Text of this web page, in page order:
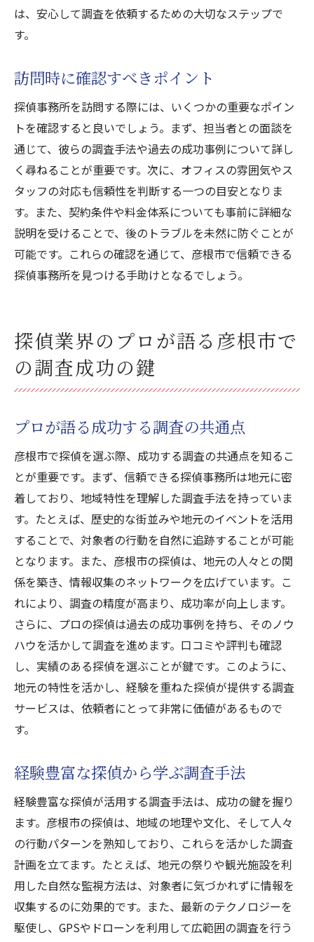
は、安心して調査を依頼するための大切なステップで
す。
訪問時に確認すべきポイント
探偵事務所を訪問する際には、いくつかの重要なポイン
トを確認すると良いでしょう。まず、担当者との面談を
通じて、彼らの調査手法や過去の成功事例について詳し
く尋ねることが重要です。次に、オフィスの雰囲気やス
タッフの対応も信頼性を判断する一つの目安となりま
す。また、契約条件や料金体系についても事前に詳細な
説明を受けることで、後のトラブルを未然に防ぐことが
可能です。これらの確認を通じて、彦根市で信頼できる
探偵事務所を見つける手助けとなるでしょう。
探偵業界のプロが語る彦根市で
の調査成功の鍵
プロが語る成功する調査の共通点
彦根市で探偵を選ぶ際、成功する調査の共通点を知るこ
とが重要です。まず、信頼できる探偵事務所は地元に密
着しており、地域特性を理解した調査手法を持っていま
す。たとえば、歴史的な街並みや地元のイベントを活用
することで、対象者の行動を自然に追跡することが可能
となります。また、彦根市の探偵は、地元の人々との関
係を築き、情報収集のネットワークを広げています。こ
れにより、調査の精度が高まり、成功率が向上します。
さらに、プロの探偵は過去の成功事例を持ち、そのノウ
ハウを活かして調査を進めます。口コミや評判も確認
し、実績のある探偵を選ぶことが鍵です。このように、
地元の特性を活かし、経験を重ねた探偵が提供する調査
サービスは、依頼者にとって非常に価値があるもので
す。
経験豊富な探偵から学ぶ調査手法
経験豊富な探偵が活用する調査手法は、成功の鍵を握り
ます。彦根市の探偵は、地域の地理や文化、そして人々
の行動パターンを熟知しており、これらを活かした調査
計画を立てます。たとえば、地元の祭りや観光施設を利
用した自然な監視方法は、対象者に気づかれずに情報を
収集するのに効果的です。また、最新のテクノロジーを
駆使し、GPSやドローンを利用して広範囲の調査を行う